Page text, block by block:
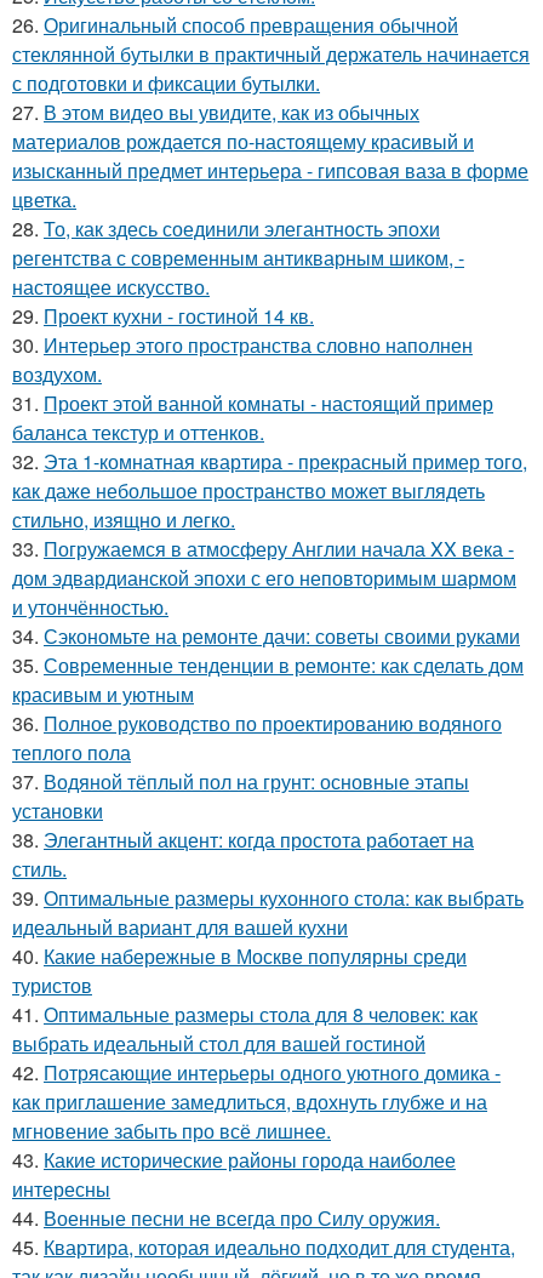
26. Оригинальный способ превращения обычной
стеклянной бутылки в практичный держатель начинается
с подготовки и фиксации бутылки.
27. В этом видео вы увидите, как из обычных
материалов рождается по-настоящему красивый и
изысканный предмет интерьера - гипсовая ваза в форме
цветка.
28. То, как здесь соединили элегантность эпохи
регентства с современным антикварным шиком, -
настоящее искусство.
29. Проект кухни - гостиной 14 кв.
30. Интерьер этого пространства словно наполнен
воздухом.
31. Проект этой ванной комнаты - настоящий пример
баланса текстур и оттенков.
32. Эта 1-комнатная квартира - прекрасный пример того,
как даже небольшое пространство может выглядеть
стильно, изящно и легко.
33. Погружаемся в атмосферу Англии начала XX века -
дом эдвардианской эпохи с его неповторимым шармом
и утончённостью.
34. Сэкономьте на ремонте дачи: советы своими руками
35. Современные тенденции в ремонте: как сделать дом
красивым и уютным
36. Полное руководство по проектированию водяного
теплого пола
37. Водяной тёплый пол на грунт: основные этапы
установки
38. Элегантный акцент: когда простота работает на
стиль.
39. Оптимальные размеры кухонного стола: как выбрать
идеальный вариант для вашей кухни
40. Какие набережные в Москве популярны среди
туристов
41. Оптимальные размеры стола для 8 человек: как
выбрать идеальный стол для вашей гостиной
42. Потрясающие интерьеры одного уютного домика -
как приглашение замедлиться, вдохнуть глубже и на
мгновение забыть про всё лишнее.
43. Какие исторические районы города наиболее
интересны
44. Военные песни не всегда про Силу оружия.
45. Квартира, которая идеально подходит для студента,